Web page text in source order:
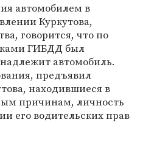
автомобилем в
Куркутова,
говорится, что по
ГИБДД был
автомобиль.
предъявил
находившиеся в
причинам, личность
его водительских прав